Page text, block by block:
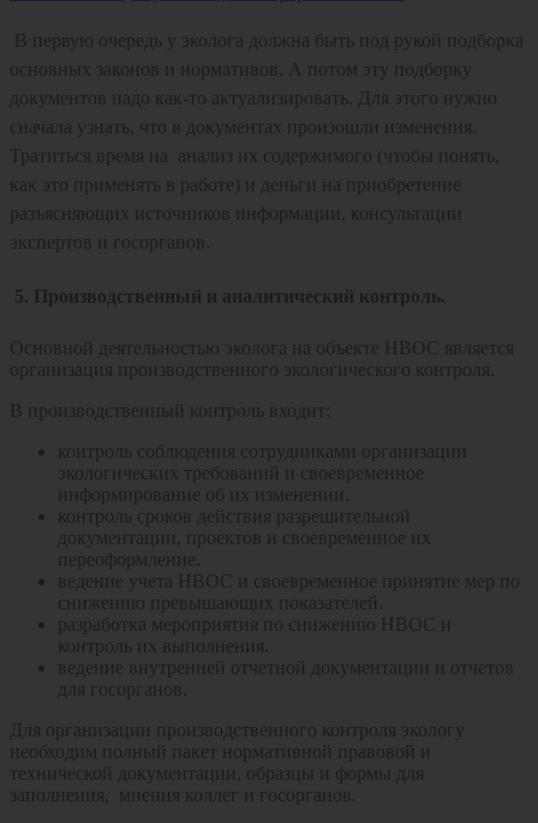
В первую очередь у эколога должна быть под рукой подборка
основных законов и нормативов. А потом эту подборку
документов надо как-то актуализировать. Для этого нужно
сначала узнать, что в документах произошли изменения.
Тратиться время на анализ их содержимого (чтобы понять,
как это применять в работе) и деньги на приобретение
разъясняющих источников информации, консультации
экспертов и госорганов.
5. Производственный и аналитический контроль.
Основной деятельностью эколога на объекте НВОС является
организация производственного экологического контроля.
В производственный контроль входит:
контроль соблюдения сотрудниками организации
экологических требований и своевременное
информирование об их изменении.
контроль сроков действия разрешительной
документации, проектов и своевременное их
переоформление.
ведение учета НВОС и своевременное принятие мер по
снижению превышающих показателей.
разработка мероприятия по снижению НВОС и
контроль их выполнения.
ведение внутренней отчетной документации и отчетов
для госорганов.
Для организации производственного контроля экологу
необходим полный пакет нормативной правовой и
технической документации, образцы и формы для
заполнения, мнения коллег и госорганов.